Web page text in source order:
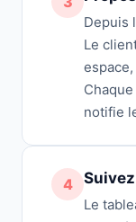
Depuis
Le
notifie
4
Le